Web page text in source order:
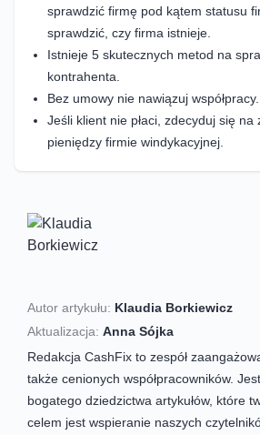
sprawdzić firmę pod kątem statusu
sprawdzić, czy firma istnieje.
Istnieje 5 skutecznych metod na
kontrahenta.
Bez umowy nie nawiązuj współpracy.
Jeśli klient nie płaci, zdecyduj się na
pieniędzy firmie windykacyjnej.
Autor artykułu: Klaudia Borkiewicz
Aktualizacja: Anna Sójka
Redakcja CashFix to zespół
także cenionych współpracowników.
bogatego dziedzictwa artykułów, które
celem jest wspieranie naszych